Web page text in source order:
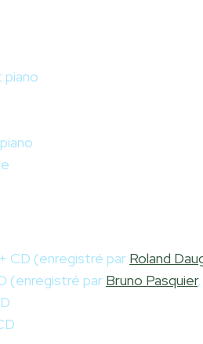
CD (enregistré par Roland
(enregistré par Bruno Pasquier